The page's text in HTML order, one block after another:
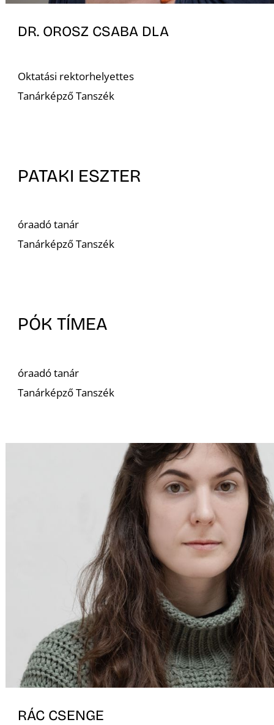
DR. OROSZ CSABA DLA
Oktatási rektorhelyettes
Tanárképző Tanszék
PATAKI ESZTER
óraadó tanár
Tanárképző Tanszék
PÓK TÍMEA
óraadó tanár
Tanárképző Tanszék
RÁC CSENGE